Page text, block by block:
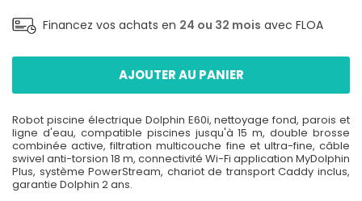
Financez vos achats en 24 ou 32 mois avec FLOA
AJOUTER AU PANIER
Robot piscine électrique Dolphin E60i, nettoyage fond, parois et
ligne d'eau, compatible piscines jusqu'à 15 m, double brosse
combinée active, filtration multicouche fine et ultra-fine, câble
swivel anti-torsion 18 m, connectivité Wi-Fi application MyDolphin
Plus, système PowerStream, chariot de transport Caddy inclus,
garantie Dolphin 2 ans.